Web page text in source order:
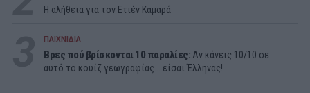
Η αλήθεια για τον Ετιέν Καμαρά
ΠΑΙΧΝΙΔΙΑ
Βρες πού βρίσκονται 10 παραλίες: Αν κάνεις 10/10 σε
αυτό το κουίζ γεωγραφίας... είσαι Έλληνας!